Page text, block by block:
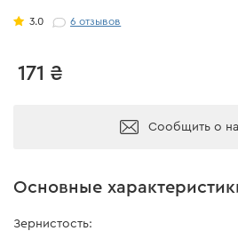
3.0 6отзывов
171 ₴
Сообщить о
Основные
Зернистость: